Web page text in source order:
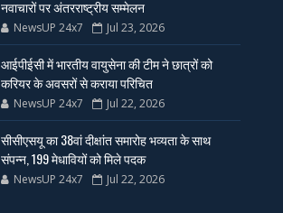
नवाचारों पर अंतरराष्ट्रीय सम्मेलन
NewsUP 24x7 Jul 23, 2026
आईपीईसी में भारतीय वायुसेना की टीम ने छात्रों को
करियर के अवसरों से कराया परिचित
NewsUP 24x7 Jul 22, 2026
सीसीएसयू का 38वां दीक्षांत समारोह भव्यता के साथ
संपन्न, 199 मेधावियों को मिले पदक
NewsUP 24x7 Jul 22, 2026